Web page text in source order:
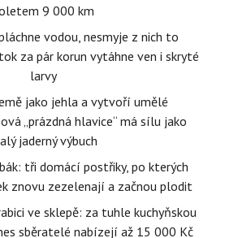
9 000 km
vodou, nesmyje z nich to
za pár korun vytáhne ven i skryté
larvy
jako jehla a vytvoří umělé
„prázdná hlavice“ má sílu jako
jaderný výbuch
tři domácí postřiky, po kterých
znovu zezelenají a začnou plodit
ve sklepě: za tuhle kuchyňskou
sběratelé nabízejí až 15 000 Kč